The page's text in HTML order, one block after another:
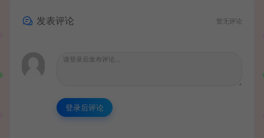
发表评论 暂无评论
登录后评论